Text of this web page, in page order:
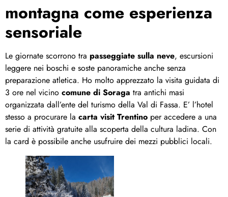
montagna come esperienza
sensoriale
Le giornate scorrono tra passeggiate sulla neve, escursioni
leggere nei boschi e soste panoramiche anche senza
preparazione atletica. Ho molto apprezzato la visita guidata di
3 ore nel vicino comune di Soraga tra antichi masi
organizzata dall’ente del turismo della Val di Fassa. E’ l’hotel
stesso a procurare la carta visit Trentino per accedere a una
serie di attività gratuite alla scoperta della cultura ladina. Con
la card è possibile anche usufruire dei mezzi pubblici locali.